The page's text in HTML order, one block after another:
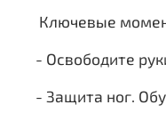
Ключевые
- Освободите
- Защита ног.